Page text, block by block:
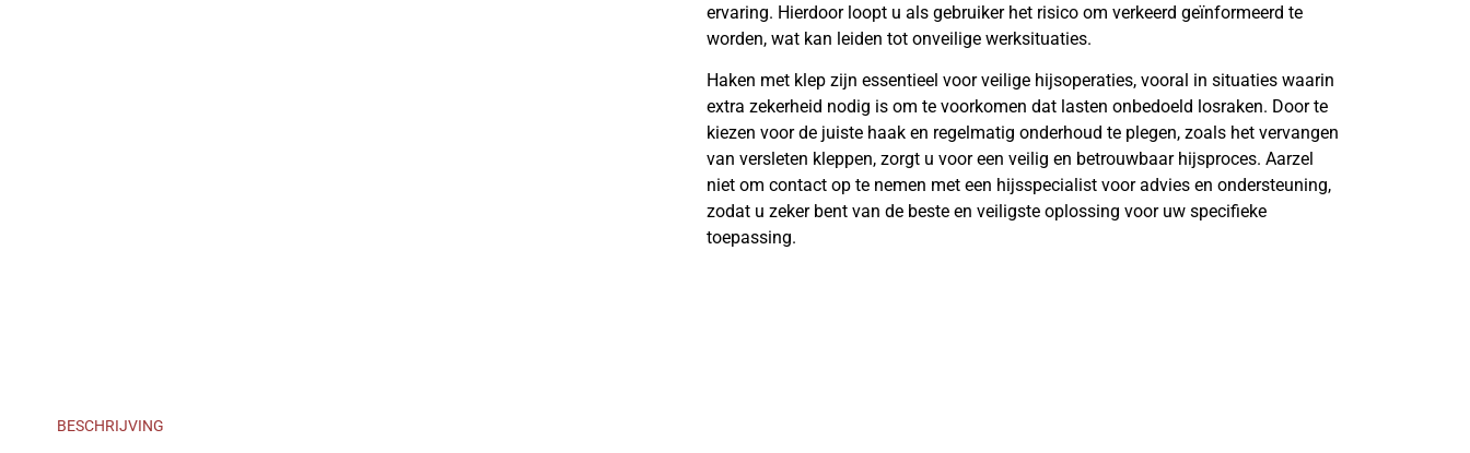
ervaring. Hierdoor loopt u als gebruiker het risico om verkeerd geïnformeerd te
worden, wat kan leiden tot onveilige werksituaties.
Haken met klep zijn essentieel voor veilige hijsoperaties, vooral in situaties waarin
extra zekerheid nodig is om te voorkomen dat lasten onbedoeld losraken. Door te
kiezen voor de juiste haak en regelmatig onderhoud te plegen, zoals het vervangen
van versleten kleppen, zorgt u voor een veilig en betrouwbaar hijsproces. Aarzel
niet om contact op te nemen met een hijsspecialist voor advies en ondersteuning,
zodat u zeker bent van de beste en veiligste oplossing voor uw specifieke
toepassing.
BESCHRIJVING